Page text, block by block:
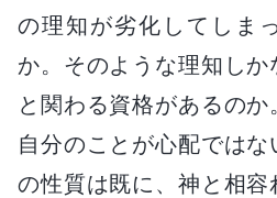
の理知が劣化してしま
か。そのような理知し
と関わる資格があるの
自分のことが心配では
の性質は既に、神と相容